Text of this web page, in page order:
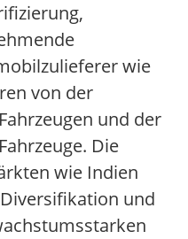
wie
von der
und der
Die
wie Indien
und